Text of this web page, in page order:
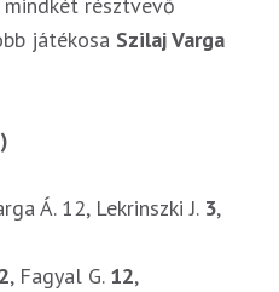
játékosa Szilaj Varga
Á. 12, Lekrinszki J. 3,
2, Fagyal G. 12,